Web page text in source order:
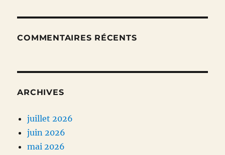
COMMENTAIRES RÉCENTS
ARCHIVES
juillet 2026
juin 2026
mai 2026